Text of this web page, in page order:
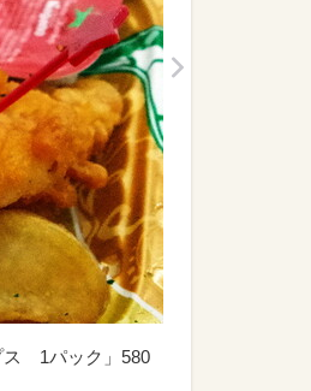
ス 1パック」580